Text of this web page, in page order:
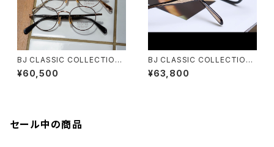
BJ CLASSIC COLLECTION
SH-PM114 SHINBARI 芯張り
¥60,500
BJ CLASSIC COLLECTION
SH-C579 SHINBARI / CRAF
TSMAN EDITION
¥63,800
セール中の商品